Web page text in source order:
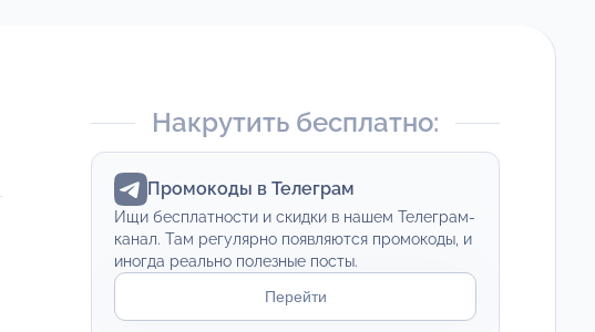
Накрутить бесплатно:
Промокоды в Телеграм
Ищи бесплатности и скидки в нашем Телеграм-
канал. Там регулярно появляются промокоды, и
иногда реально полезные посты.
Перейти